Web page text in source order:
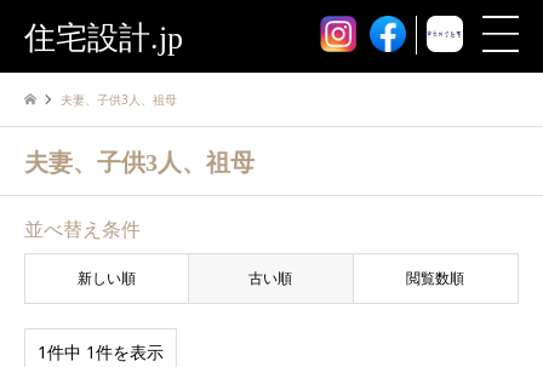
住宅設計.jp
夫妻、子供3人、祖母
夫妻、子供3人、祖母
並べ替え条件
新しい順 古い順 閲覧数順
1件中 1件を表示